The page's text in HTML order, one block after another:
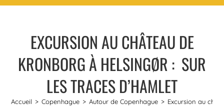
EXCURSION AU CHÂTEAU DE
KRONBORG À HELSINGØR : SUR
LES TRACES D’HAMLET
Accueil > Copenhague > Autour de Copenhague > Excursion au